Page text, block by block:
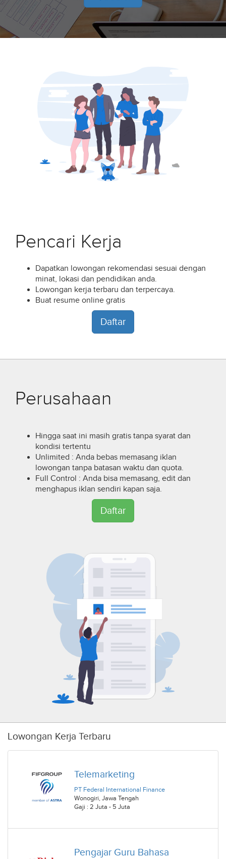
Pencari Kerja
Dapatkan lowongan rekomendasi sesuai dengan
minat, lokasi dan pendidikan anda.
Lowongan kerja terbaru dan terpercaya.
Buat resume online gratis
Daftar
Perusahaan
Hingga saat ini masih gratis tanpa syarat dan
kondisi tertentu
Unlimited : Anda bebas memasang iklan
lowongan tanpa batasan waktu dan quota.
Full Control : Anda bisa memasang, edit dan
menghapus iklan sendiri kapan saja.
Daftar
Lowongan Kerja Terbaru
Telemarketing
PT Federal International Finance
Wonogiri Jawa Tengah
Gaji : 2 Juta - 5 Juta
Pengajar Guru Bahasa